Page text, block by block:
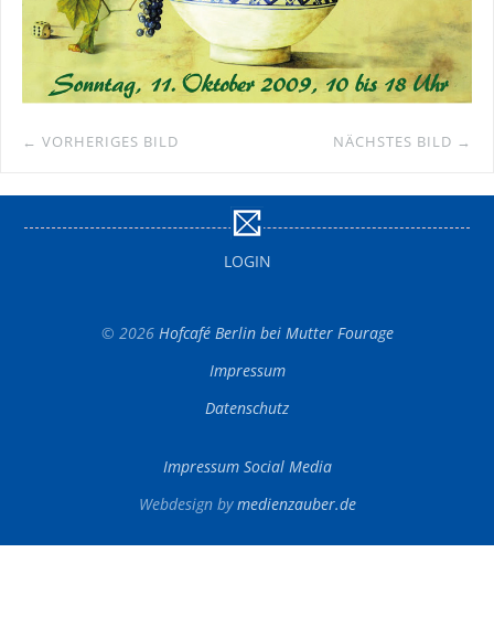
← VORHERIGES BILD NÄCHSTES BILD →
LOGIN
© 2026 Hofcafé Berlin bei Mutter Fourage
Impressum
Datenschutz
Impressum Social Media
Webdesign bymedienzauber.de